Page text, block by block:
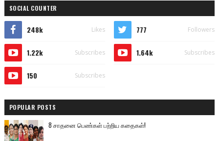
SOCIAL COUNTER
248k Likes 777 Followers
1.22k Subscribes 1.64k Subscribes
150 Subscribes
POPULAR POSTS
8 சாதனை பெண்கள் பற்றிய கதைகள்!